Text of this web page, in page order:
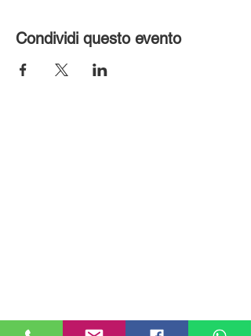
Condividi questo evento